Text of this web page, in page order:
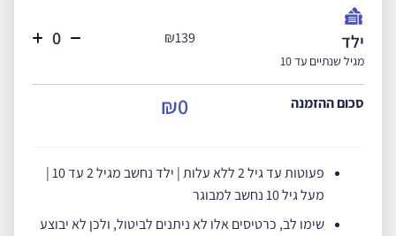
ילד
מגיל שנתיים עד 10
₪139
סכום ההזמנה ₪0
פעוטות עד גיל 2 ללא עלות | ילד נחשב מגיל 2 עד 10 |
מעל גיל 10 נחשב למבוגר
שימו לב, כרטיסים אלו לא ניתנים לביטול, ולכן לא יבוצע